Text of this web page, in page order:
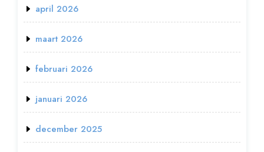
april 2026
maart 2026
februari 2026
januari 2026
december 2025